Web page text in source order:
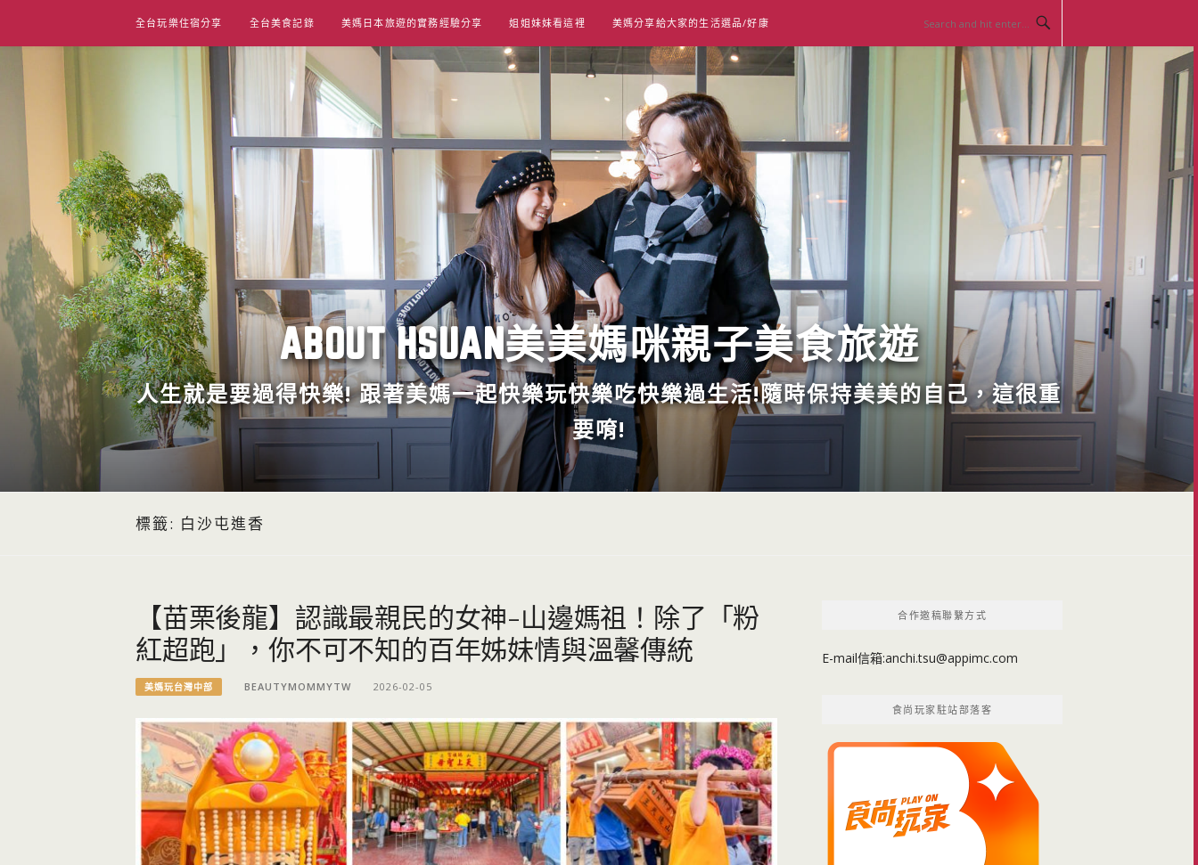
content
全台玩樂住宿分享 全台美食記錄 美媽日本旅遊的實務經驗分享 姐姐妹妹看這裡 美媽分享給大家的生活選品/好康
ABOUT HSUAN美美媽咪親子美食旅遊
人生就是要過得快樂! 跟著美媽一起快樂玩快樂吃快樂過生活!隨時保持美美的自己，這很重
要唷!
標籤: 白沙屯進香
【苗栗後龍】認識最親民的女神-山邊媽祖！除了「粉
紅超跑」，你不可不知的百年姊妹情與溫馨傳統
美媽玩台灣中部 BEAUTYMOMMYTW 2026-02-05
合作邀稿聯繫方式
E-mail信箱:anchi.tsu@appimc.com
食尚玩家駐站部落客